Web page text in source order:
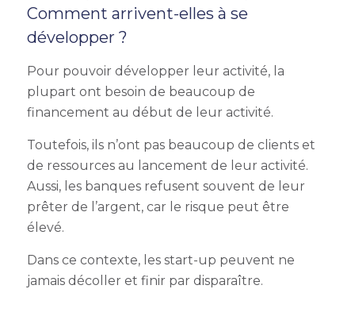
Comment arrivent-elles à se
développer ?
Pour pouvoir développer leur activité, la
plupart ont besoin de beaucoup de
financement au début de leur activité.
Toutefois, ils n’ont pas beaucoup de clients et
de ressources au lancement de leur activité.
Aussi, les banques refusent souvent de leur
prêter de l’argent, car le risque peut être
élevé.
Dans ce contexte, les start-up peuvent ne
jamais décoller et finir par disparaître.